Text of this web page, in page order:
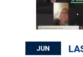
JUN